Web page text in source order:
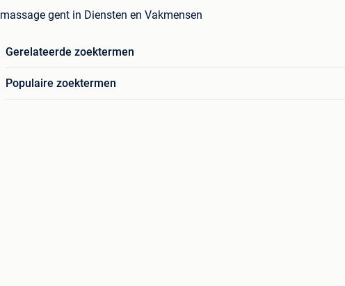
massage gent in Diensten en Vakmensen
Gerelateerde zoektermen
Populaire zoektermen